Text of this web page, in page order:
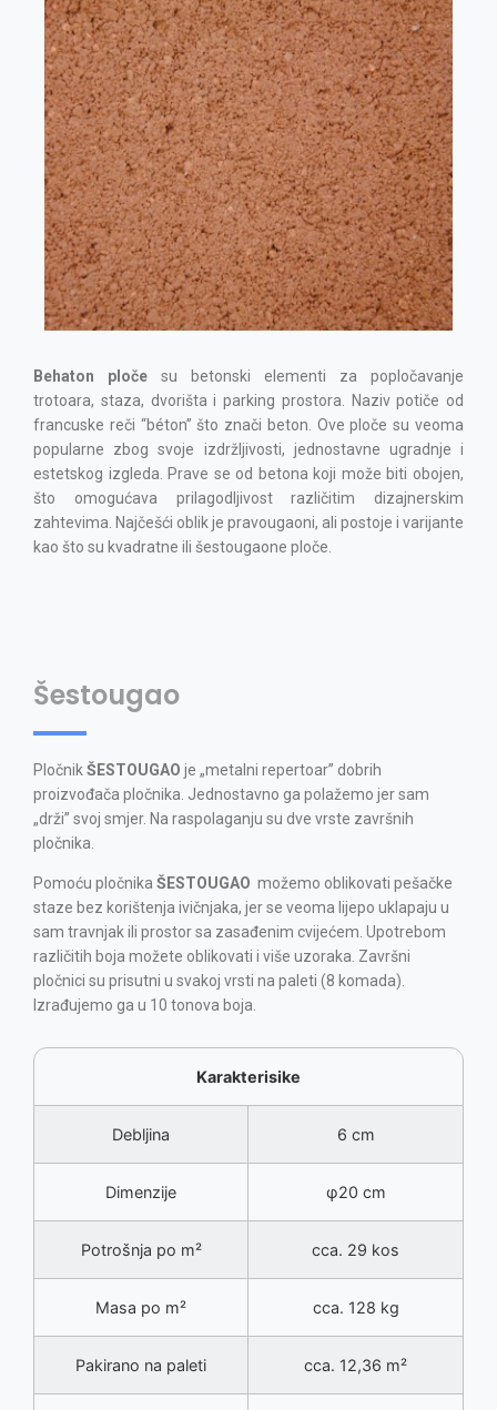
Behaton ploče su betonski elementi za popločavanje
trotoara, staza, dvorišta i parking prostora. Naziv potiče od
francuske reči “béton” što znači beton. Ove ploče su veoma
popularne zbog svoje izdržljivosti, jednostavne ugradnje i
estetskog izgleda. Prave se od betona koji može biti obojen,
što omogućava prilagodljivost različitim dizajnerskim
zahtevima. Najčešći oblik je pravougaoni, ali postoje i varijante
kao što su kvadratne ili šestougaone ploče.
Šestougao
PločnikŠESTOUGAO je „metalni repertoar” dobrih
proizvođača pločnika. Jednostavno ga polažemo jer sam
„drži” svoj smjer. Na raspolaganju su dve vrste završnih
pločnika.
Pomoću pločnika ŠESTOUGAO možemo oblikovati pešačke
staze bez korištenja ivičnjaka, jer se veoma lijepo uklapaju u
sam travnjak ili prostor sa zasađenim cvijećem. Upotrebom
različitih boja možete oblikovati i više uzoraka. Završni
pločnici su prisutni u svakoj vrsti na paleti (8 komada).
Izrađujemo ga u 10 tonova boja.
Karakterisike
Debljina 6 cm
Dimenzije φ20 cm
Potrošnja po m² cca. 29 kos
Masa po m² cca. 128 kg
Pakirano na paleti cca. 12,36 m²